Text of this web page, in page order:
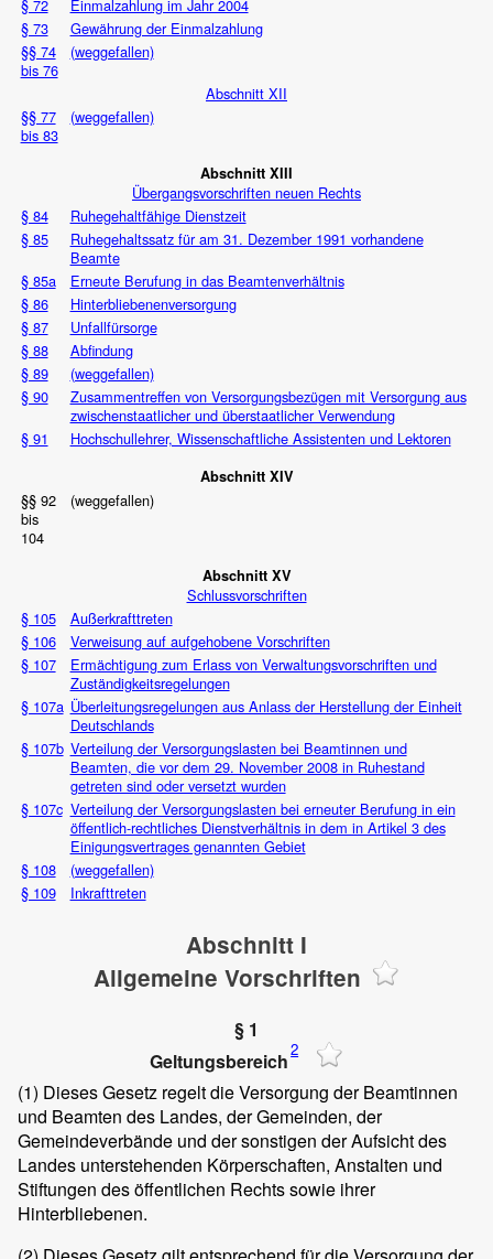
§ 72
Einmalzahlung im Jahr 2004
§ 73
Gewährung der Einmalzahlung
§§ 74
bis 76
(weggefallen)
Abschnitt XII
§§ 77
bis 83
(weggefallen)
Abschnitt XIII
Übergangsvorschriften neuen Rechts
§ 84
Ruhegehaltfähige Dienstzeit
§ 85
Ruhegehaltssatz für am 31. Dezember 1991 vorhandene
Beamte
§ 85a
Erneute Berufung in das Beamtenverhältnis
§ 86
Hinterbliebenenversorgung
§ 87
Unfallfürsorge
§ 88
Abfindung
§ 89
(weggefallen)
§ 90
Zusammentreffen von Versorgungsbezügen mit Versorgung aus
zwischenstaatlicher und überstaatlicher Verwendung
§ 91
Hochschullehrer, Wissenschaftliche Assistenten und Lektoren
Abschnitt XIV
§§ 92
bis
104
(weggefallen)
Abschnitt XV
Schlussvorschriften
§ 105
Außerkrafttreten
§ 106
Verweisung auf aufgehobene Vorschriften
§ 107
Ermächtigung zum Erlass von Verwaltungsvorschriften und
Zuständigkeitsregelungen
§ 107a Überleitungsregelungen aus Anlass der Herstellung der Einheit
Deutschlands
§ 107b Verteilung der Versorgungslasten bei Beamtinnen und
Beamten, die vor dem 29. November 2008 in Ruhestand
getreten sind oder versetzt wurden
§ 107c Verteilung der Versorgungslasten bei erneuter Berufung in ein
öffentlich-rechtliches Dienstverhältnis in dem in Artikel 3 des
Einigungsvertrages genannten Gebiet
§ 108
(weggefallen)
§ 109
Inkrafttreten
Abschnitt I
Allgemeine Vorschriften
§ 1
Geltungsbereich2
(1) Dieses Gesetz regelt die Versorgung der Beamtinnen
und Beamten des Landes, der Gemeinden, der
Gemeindeverbände und der sonstigen der Aufsicht des
Landes unterstehenden Körperschaften, Anstalten und
Stiftungen des öffentlichen Rechts sowie ihrer
Hinterbliebenen.